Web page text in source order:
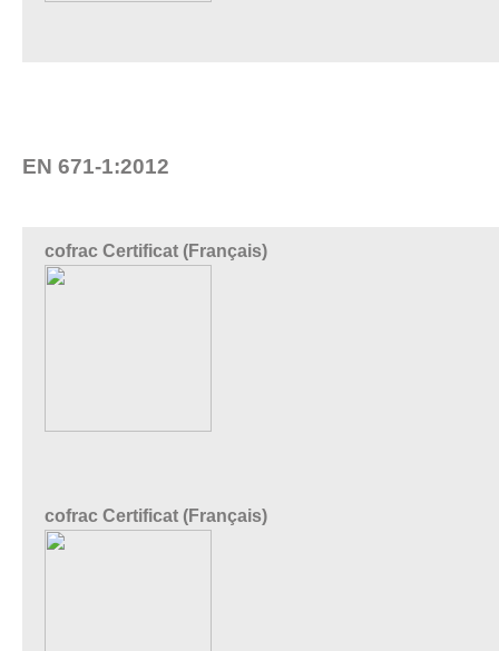
EN 671-1:2012
cofrac Certificat (Français)
cofrac Certificat (Français)